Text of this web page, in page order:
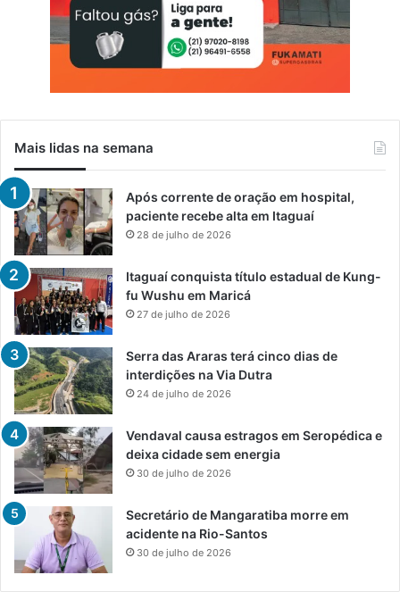
Mais lidas na semana
Após corrente de oração em hospital,
paciente recebe alta em Itaguaí
28 de julho de 2026
Itaguaí conquista título estadual de Kung-
fu Wushu em Maricá
27 de julho de 2026
Serra das Araras terá cinco dias de
interdições na Via Dutra
24 de julho de 2026
Vendaval causa estragos em Seropédica e
deixa cidade sem energia
30 de julho de 2026
Secretário de Mangaratiba morre em
acidente na Rio-Santos
30 de julho de 2026